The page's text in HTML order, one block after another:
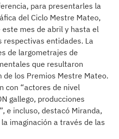
para presentarles la
del Ciclo Mestre Mateo,
mes de abril y hasta el
respectivas entidades. La
de largometrajes de
que resultaron
los Premios Mestre Mateo.
con “actores de nivel
gallego, producciones
e incluso, destacó Miranda,
imaginación a través de las